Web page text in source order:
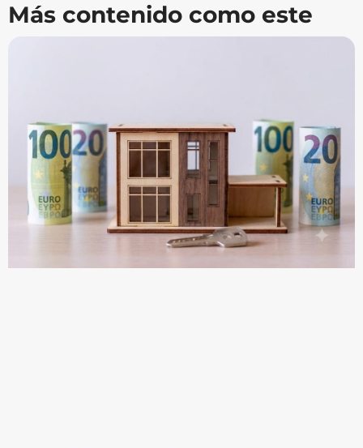
Más contenido como este